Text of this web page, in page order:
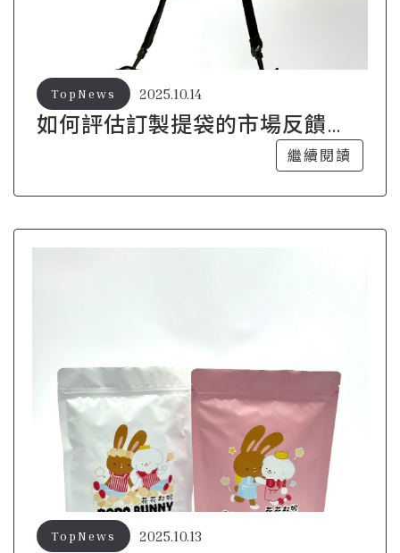
如何評估訂製提袋的市場反饋與
2025.10.14
TopNews
繼續閱讀
2025.10.13
TopNews